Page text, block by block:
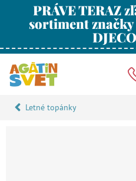
PRÁVE TERAZ
sortiment značky
Letné topánky